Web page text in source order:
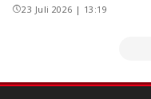
23 Juli 2026 | 13:19